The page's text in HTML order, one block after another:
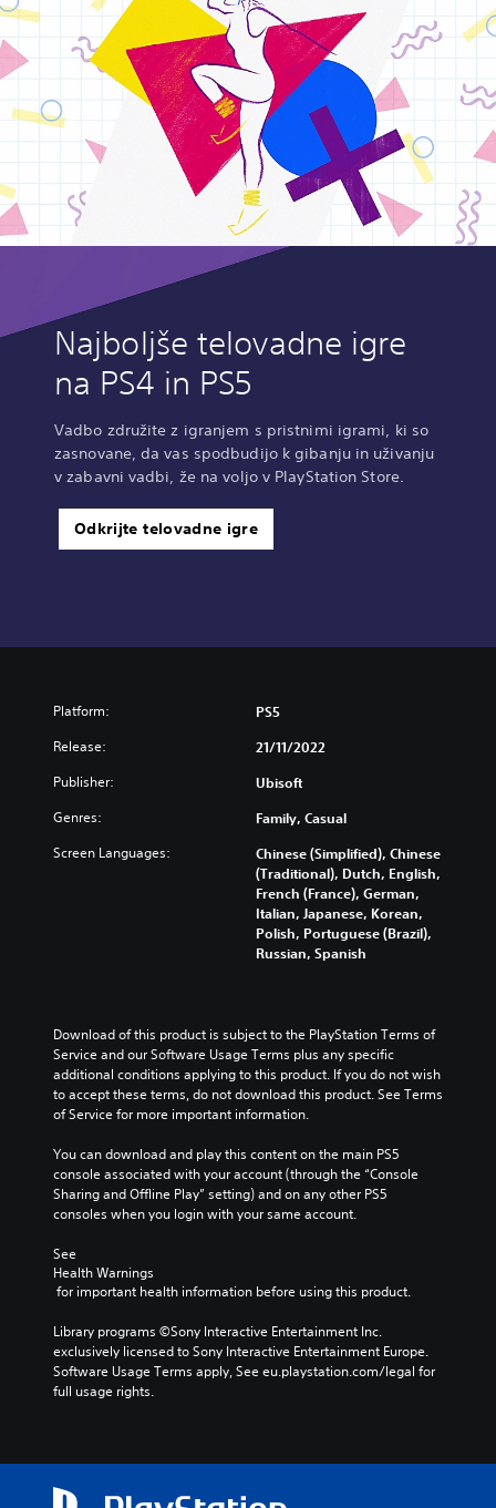
Najboljše telovadne igre
na PS4 in PS5
Vadbo združite z igranjem s pristnimi igrami, ki so
zasnovane, da vas spodbudijo k gibanju in uživanju
v zabavni vadbi, že na voljo v PlayStation Store.
Odkrijte telovadne igre
Platform: PS5
Release: 21/11/2022
Publisher: Ubisoft
Genres: Family, Casual
Screen Languages:
Chinese (Simplified), Chinese
(Traditional), Dutch, English,
French (France), German,
Italian, Japanese, Korean,
Polish, Portuguese (Brazil),
Russian, Spanish
Download of this product is subject to the PlayStation Terms of
Service and our Software Usage Terms plus any specific
additional conditions applying to this product. If you do not wish
to accept these terms, do not download this product. See Terms
of Service for more important information.
You can download and play this content on the main PS5
console associated with your account (through the “Console
Sharing and Offline Play” setting) and on any other PS5
consoles when you login with your same account.
See
Health Warnings
for important health information before using this product.
Library programs ©Sony Interactive Entertainment Inc.
exclusively licensed to Sony Interactive Entertainment Europe.
Software Usage Terms apply, See eu.playstation.com/legal for
full usage rights.